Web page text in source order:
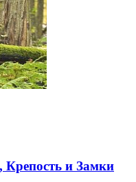
и Замки